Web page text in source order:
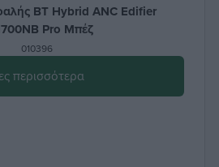
BT Hybrid ANC Edifier
Pro Μπέζ
010396
περισσότερα